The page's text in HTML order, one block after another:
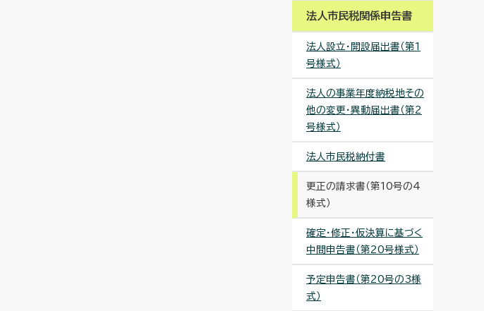
法人市民税関係申告書
法人設立・開設届出書（第1
号様式）
法人の事業年度納税地その
他の変更・異動届出書（第2
号様式）
法人市民税納付書
更正の請求書（第10号の4
様式）
確定・修正・仮決算に基づく
中間申告書（第20号様式）
予定申告書（第20号の3様
式）